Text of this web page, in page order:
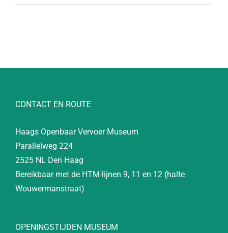
CONTACT EN ROUTE
Haags Openbaar Vervoer Museum
Parallelweg 224
2525 NL Den Haag
Bereikbaar met de HTM-lijnen 9, 11 en 12 (halte
Wouwermanstraat)
OPENINGSTIJDEN MUSEUM